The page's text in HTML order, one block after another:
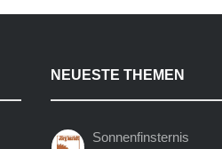
NEUESTE THEMEN
Sonnenfinsternis